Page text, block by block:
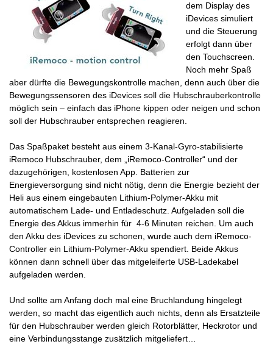
dem Display des
iDevices simuliert
und die Steuerung
erfolgt dann über
den Touchscreen.
Noch mehr Spaß
aber dürfte die Bewegungskontrolle machen, denn auch über die
Bewegungssensoren des iDevices soll die Hubschrauberkontrolle
möglich sein – einfach das iPhone kippen oder neigen und schon
soll der Hubschrauber entsprechen reagieren.
Das Spaßpaket besteht aus einem 3-Kanal-Gyro-stabilisierte
iRemoco Hubschrauber, dem „iRemoco-Controller“ und der
dazugehörigen, kostenlosen App. Batterien zur
Energieversorgung sind nicht nötig, denn die Energie bezieht der
Heli aus einem eingebauten Lithium-Polymer-Akku mit
automatischem Lade- und Entladeschutz. Aufgeladen soll die
Energie des Akkus immerhin für 4-6 Minuten reichen. Um auch
den Akku des iDevices zu schonen, wurde auch dem iRemoco-
Controller ein Lithium-Polymer-Akku spendiert. Beide Akkus
können dann schnell über das mitgeleiferte USB-Ladekabel
aufgeladen werden.
Und sollte am Anfang doch mal eine Bruchlandung hingelegt
werden, so macht das eigentlich auch nichts, denn als Ersatzteile
für den Hubschrauber werden gleich Rotorblätter, Heckrotor und
eine Verbindungsstange zusätzlich mitgeliefert…